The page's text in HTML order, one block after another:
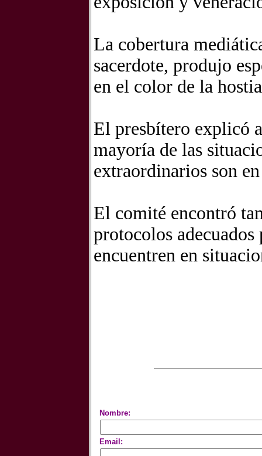
La cobertura
sacerdote, produjo
en el color de la
El presbítero explicó
mayoría de las
extraordinarios son
El comité encontró
protocolos adecuados
encuentren en
Nombre:
Email: